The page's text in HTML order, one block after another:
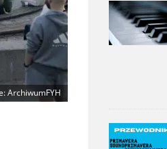
ArchiwumFYH